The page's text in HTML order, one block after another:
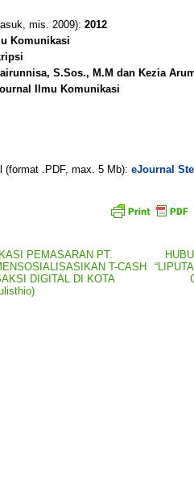
mis. 2009): 2012
Komunikasi
S.Sos., M.M dan Kezia
Ilmu Komunikasi
(format .PDF, max. 5 Mb): eJournal
PEMASARAN PT.
T-CASH
DIGITAL DI KOTA